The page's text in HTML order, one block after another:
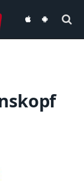
audiovisionaudiovision